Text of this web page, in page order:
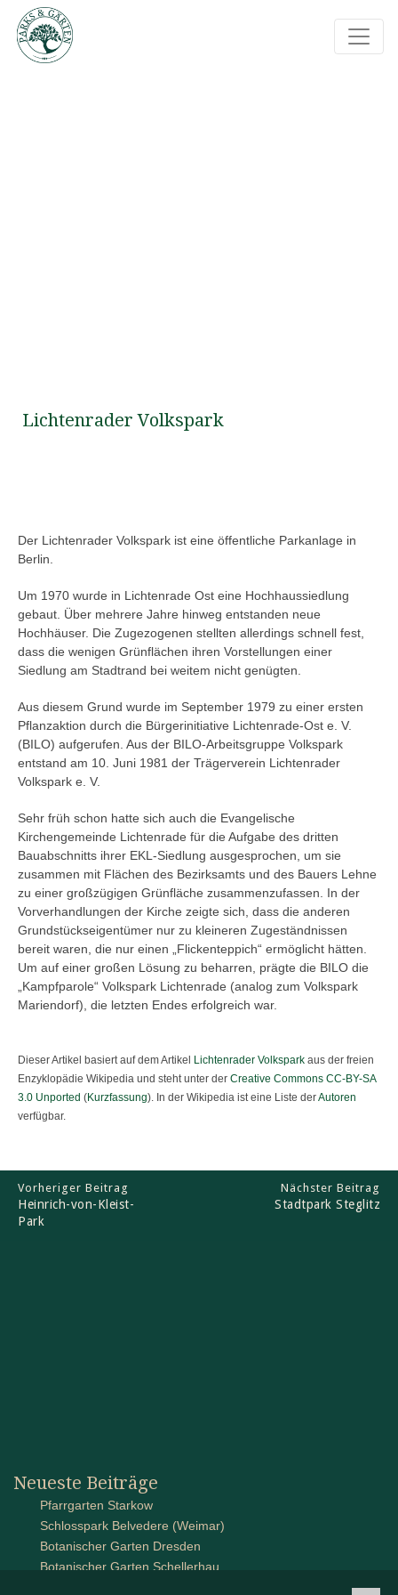
Lichtenrader Volkspark
Der Lichtenrader Volkspark ist eine öffentliche Parkanlage in
Berlin.
Um 1970 wurde in Lichtenrade Ost eine Hochhaussiedlung
gebaut. Über mehrere Jahre hinweg entstanden neue
Hochhäuser. Die Zugezogenen stellten allerdings schnell fest,
dass die wenigen Grünflächen ihren Vorstellungen einer
Siedlung am Stadtrand bei weitem nicht genügten.
Aus diesem Grund wurde im September 1979 zu einer ersten
Pflanzaktion durch die Bürgerinitiative Lichtenrade-Ost e. V.
(BILO) aufgerufen. Aus der BILO-Arbeitsgruppe Volkspark
entstand am 10. Juni 1981 der Trägerverein Lichtenrader
Volkspark e. V.
Sehr früh schon hatte sich auch die Evangelische
Kirchengemeinde Lichtenrade für die Aufgabe des dritten
Bauabschnitts ihrer EKL-Siedlung ausgesprochen, um sie
zusammen mit Flächen des Bezirksamts und des Bauers Lehne
zu einer großzügigen Grünfläche zusammenzufassen. In der
Vorverhandlungen der Kirche zeigte sich, dass die anderen
Grundstückseigentümer nur zu kleineren Zugeständnissen
bereit waren, die nur einen „Flickenteppich“ ermöglicht hätten.
Um auf einer großen Lösung zu beharren, prägte die BILO die
„Kampfparole“ Volkspark Lichtenrade (analog zum Volkspark
Mariendorf), die letzten Endes erfolgreich war.
Dieser Artikel basiert auf dem Artikel Lichtenrader Volkspark aus der freien
Enzyklopädie Wikipedia und steht unter der Creative Commons CC-BY-SA
3.0 Unported (Kurzfassung). In der Wikipedia ist eine Liste derAutoren
verfügbar.
Vorheriger Beitrag
Heinrich-von-Kleist-
Park
Nächster Beitrag
Stadtpark Steglitz
Neueste Beiträge
Pfarrgarten Starkow
Schlosspark Belvedere (Weimar)
Botanischer Garten Dresden
Botanischer Garten Schellerhau